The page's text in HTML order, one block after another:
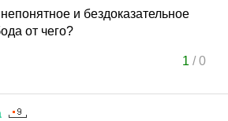
и бездоказательное
от чего?
1 /0